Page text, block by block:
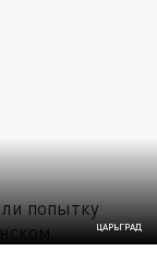
ЦАРЬГРАД